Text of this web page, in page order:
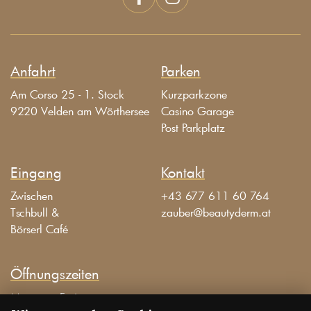
Anfahrt
Am Corso 25 - 1. Stock
9220 Velden am Wörthersee
Parken
Kurzparkzone
Casino Garage
Post Parkplatz
Eingang
Zwischen
Tschbull &
Börserl Café
Kontakt
+43 677 611 60 764
zauber@beautyderm.at
Öffnungszeiten
Montag – Freitag